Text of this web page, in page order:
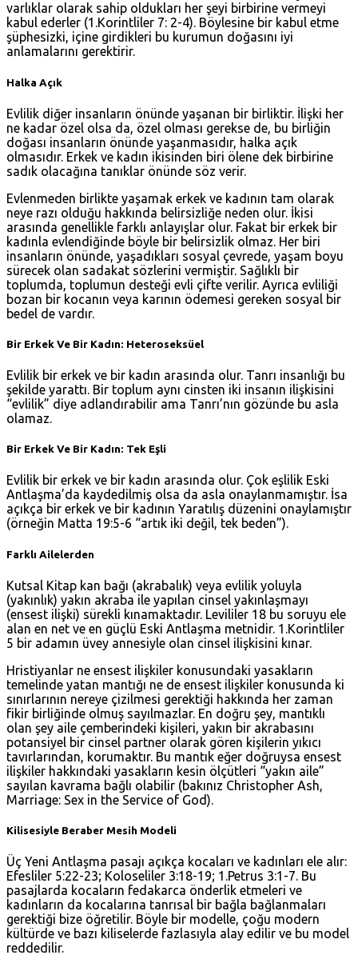
varlıklar olarak sahip oldukları her şeyi birbirine vermeyi
kabul ederler (1.Korintliler 7: 2-4). Böylesine bir kabul etme
şüphesizki, içine girdikleri bu kurumun doğasını iyi
anlamalarını gerektirir.
Halka Açık
Evlilik diğer insanların önünde yaşanan bir birliktir. İlişki her
ne kadar özel olsa da, özel olması gerekse de, bu birliğin
doğası insanların önünde yaşanmasıdır, halka açık
olmasıdır. Erkek ve kadın ikisinden biri ölene dek birbirine
sadık olacağına tanıklar önünde söz verir.
Evlenmeden birlikte yaşamak erkek ve kadının tam olarak
neye razı olduğu hakkında belirsizliğe neden olur. İkisi
arasında genellikle farklı anlayışlar olur. Fakat bir erkek bir
kadınla evlendiğinde böyle bir belirsizlik olmaz. Her biri
insanların önünde, yaşadıkları sosyal çevrede, yaşam boyu
sürecek olan sadakat sözlerini vermiştir. Sağlıklı bir
toplumda, toplumun desteği evli çifte verilir. Ayrıca evliliği
bozan bir kocanın veya karının ödemesi gereken sosyal bir
bedel de vardır.
Bir Erkek Ve Bir Kadın: Heteroseksüel
Evlilik bir erkek ve bir kadın arasında olur. Tanrı insanlığı bu
şekilde yarattı. Bir toplum aynı cinsten iki insanın ilişkisini
“evlilik” diye adlandırabilir ama Tanrı’nın gözünde bu asla
olamaz.
Bir Erkek Ve Bir Kadın: Tek Eşli
Evlilik bir erkek ve bir kadın arasında olur. Çok eşlilik Eski
Antlaşma’da kaydedilmiş olsa da asla onaylanmamıştır. İsa
açıkça bir erkek ve bir kadının Yaratılış düzenini onaylamıştır
(örneğin Matta 19:5-6 “artık iki değil, tek beden”).
Farklı Ailelerden
Kutsal Kitap kan bağı (akrabalık) veya evlilik yoluyla
(yakınlık) yakın akraba ile yapılan cinsel yakınlaşmayı
(ensest ilişki) sürekli kınamaktadır. Levililer 18 bu soruyu ele
alan en net ve en güçlü Eski Antlaşma metnidir. 1.Korintliler
5 bir adamın üvey annesiyle olan cinsel ilişkisini kınar.
Hristiyanlar ne ensest ilişkiler konusundaki yasakların
temelinde yatan mantığı ne de ensest ilişkiler konusunda ki
sınırlarının nereye çizilmesi gerektiği hakkında her zaman
fikir birliğinde olmuş sayılmazlar. En doğru şey, mantıklı
olan şey aile çemberindeki kişileri, yakın bir akrabasını
potansiyel bir cinsel partner olarak gören kişilerin yıkıcı
tavırlarından, korumaktır. Bu mantık eğer doğruysa ensest
ilişkiler hakkındaki yasakların kesin ölçütleri “yakın aile”
sayılan kavrama bağlı olabilir (bakınız Christopher Ash,
Marriage: Sex in the Service of God).
Kilisesiyle Beraber Mesih Modeli
Üç Yeni Antlaşma pasajı açıkça kocaları ve kadınları ele alır:
Efesliler 5:22-23; Koloseliler 3:18-19; 1.Petrus 3:1-7. Bu
pasajlarda kocaların fedakarca önderlik etmeleri ve
kadınların da kocalarına tanrısal bir bağla bağlanmaları
gerektiği bize öğretilir. Böyle bir modelle, çoğu modern
kültürde ve bazı kiliselerde fazlasıyla alay edilir ve bu model
reddedilir.